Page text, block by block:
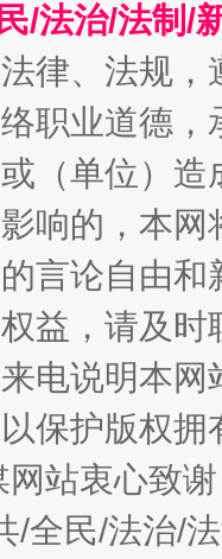
魏明亮
生
/法治/法制/
律、法规
职业道德
（单位）
响的，本
言论自由
益，请及
电说明本
保护版权
站衷心致
/全民/法治/